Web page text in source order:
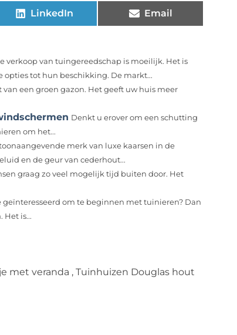
LinkedIn Email
verkoop van tuingereedschap is moeilijk. Het is
tot hun beschikking. De markt...
van een groen gazon. Het geeft uw huis meer
Denkt u erover om een schutting
om het...
merk van luxe kaarsen in de
en de geur van cederhout...
graag zo veel mogelijk tijd buiten door. Het
geïnteresseerd om te beginnen met tuinieren? Dan
Het is...
met veranda , Tuinhuizen Douglas hout